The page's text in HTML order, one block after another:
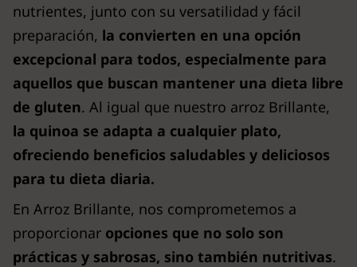
nutrientes, junto con su versatilidad y fácil
preparación, la convierten en una opción
excepcional para todos, especialmente para
aquellos que buscan mantener una dieta libre
de gluten. Al igual que nuestro arroz Brillante,
la quinoa se adapta a cualquier plato,
ofreciendo beneficios saludables y deliciosos
para tu dieta diaria.
En Arroz Brillante, nos comprometemos a
proporcionar opciones que no solo son
prácticas y sabrosas, sino también nutritivas.